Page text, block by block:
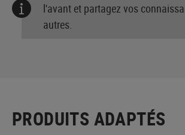
l'avant et partagez vos
autres.
PRODUITS ADAPTÉS